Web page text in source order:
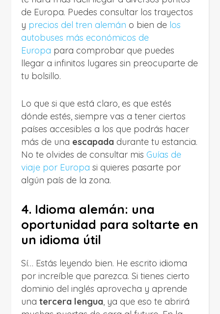
de Europa. Puedes consultar los trayectos
y precios del tren alemán o bien de los
autobuses más económicos de
Europa para comprobar que puedes
llegar a infinitos lugares sin preocuparte de
tu bolsillo.
Lo que si que está claro, es que estés
dónde estés, siempre vas a tener ciertos
países accesibles a los que podrás hacer
más de una escapada durante tu estancia.
No te olvides de consultar mis Guías de
viaje por Europa si quieres pasarte por
algún país de la zona.
4. Idioma alemán: una
oportunidad para soltarte en
un idioma útil
Sí… Estás leyendo bien. He escrito idioma
por increíble que parezca. Si tienes cierto
dominio del inglés aprovecha y aprende
una tercera lengua, ya que eso te abrirá